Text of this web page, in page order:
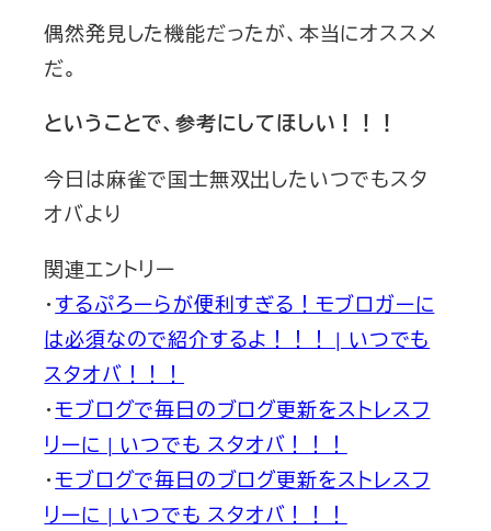
偶然発見した機能だったが、本当にオススメ
だ。
ということで、参考にしてほしい！！！
今日は麻雀で国士無双出したいつでもスタ
オバより
関連エントリー
・するぷろーらが便利すぎる！モブロガーに
は必須なので紹介するよ！！！ | いつでも
スタオバ！！！
・モブログで毎日のブログ更新をストレスフ
リーに | いつでも スタオバ！！！
・モブログで毎日のブログ更新をストレスフ
リーに | いつでも スタオバ！！！